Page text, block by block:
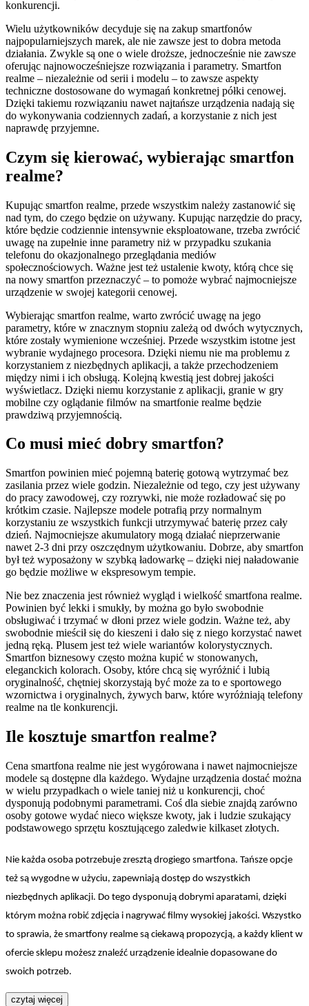
konkurencji.
Wielu użytkowników decyduje się na zakup smartfonów
najpopularniejszych marek, ale nie zawsze jest to dobra metoda
działania. Zwykle są one o wiele droższe, jednocześnie nie zawsze
oferując najnowocześniejsze rozwiązania i parametry. Smartfon
realme – niezależnie od serii i modelu – to zawsze aspekty
techniczne dostosowane do wymagań konkretnej półki cenowej.
Dzięki takiemu rozwiązaniu nawet najtańsze urządzenia nadają się
do wykonywania codziennych zadań, a korzystanie z nich jest
naprawdę przyjemne.
Czym się kierować, wybierając smartfon
realme?
Kupując smartfon realme, przede wszystkim należy zastanowić się
nad tym, do czego będzie on używany. Kupując narzędzie do pracy,
które będzie codziennie intensywnie eksploatowane, trzeba zwrócić
uwagę na zupełnie inne parametry niż w przypadku szukania
telefonu do okazjonalnego przeglądania mediów
społecznościowych. Ważne jest też ustalenie kwoty, którą chce się
na nowy smartfon przeznaczyć – to pomoże wybrać najmocniejsze
urządzenie w swojej kategorii cenowej.
Wybierając smartfon realme, warto zwrócić uwagę na jego
parametry, które w znacznym stopniu zależą od dwóch wytycznych,
które zostały wymienione wcześniej. Przede wszystkim istotne jest
wybranie wydajnego procesora. Dzięki niemu nie ma problemu z
korzystaniem z niezbędnych aplikacji, a także przechodzeniem
między nimi i ich obsługą. Kolejną kwestią jest dobrej jakości
wyświetlacz. Dzięki niemu korzystanie z aplikacji, granie w gry
mobilne czy oglądanie filmów na smartfonie realme będzie
prawdziwą przyjemnością.
Co musi mieć dobry smartfon?
Smartfon powinien mieć pojemną baterię gotową wytrzymać bez
zasilania przez wiele godzin. Niezależnie od tego, czy jest używany
do pracy zawodowej, czy rozrywki, nie może rozładować się po
krótkim czasie. Najlepsze modele potrafią przy normalnym
korzystaniu ze wszystkich funkcji utrzymywać baterię przez cały
dzień. Najmocniejsze akumulatory mogą działać nieprzerwanie
nawet 2-3 dni przy oszczędnym użytkowaniu. Dobrze, aby smartfon
był też wyposażony w szybką ładowarkę – dzięki niej naładowanie
go będzie możliwe w ekspresowym tempie.
Nie bez znaczenia jest również wygląd i wielkość smartfona realme.
Powinien być lekki i smukły, by można go było swobodnie
obsługiwać i trzymać w dłoni przez wiele godzin. Ważne też, aby
swobodnie mieścił się do kieszeni i dało się z niego korzystać nawet
jedną ręką. Plusem jest też wiele wariantów kolorystycznych.
Smartfon biznesowy często można kupić w stonowanych,
eleganckich kolorach. Osoby, które chcą się wyróżnić i lubią
oryginalność, chętniej skorzystają być może za to e sportowego
wzornictwa i oryginalnych, żywych barw, które wyróżniają telefony
realme na tle konkurencji.
Ile kosztuje smartfon realme?
Cena smartfona realme nie jest wygórowana i nawet najmocniejsze
modele są dostępne dla każdego. Wydajne urządzenia dostać można
w wielu przypadkach o wiele taniej niż u konkurencji, choć
dysponują podobnymi parametrami. Coś dla siebie znajdą zarówno
osoby gotowe wydać nieco większe kwoty, jak i ludzie szukający
podstawowego sprzętu kosztującego zaledwie kilkaset złotych.
Nie każda osoba potrzebuje zresztą drogiego smartfona. Tańsze opcje
też są wygodne w użyciu, zapewniają dostęp do wszystkich
niezbędnych aplikacji. Do tego dysponują dobrymi aparatami, dzięki
którym można robić zdjęcia i nagrywać filmy wysokiej jakości. Wszystko
to sprawia, że smartfony realme są ciekawą propozycją, a każdy klient w
ofercie sklepu możesz znaleźć urządzenie idealnie dopasowane do
swoich potrzeb.
czytaj więcej